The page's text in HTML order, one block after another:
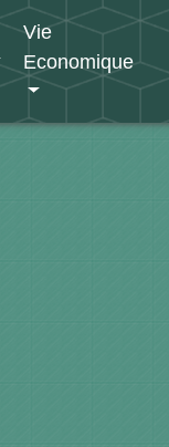
Vie
Economique